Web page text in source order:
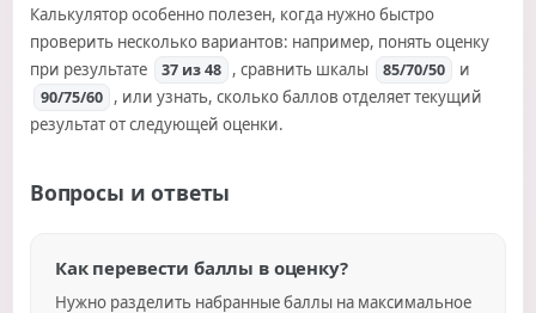
Калькулятор особенно полезен, когда нужно быстро
проверить несколько вариантов: например, понять оценку
при результате
37 из 48 , сравнить шкалы 85/70/50 и
90/75/60 , или узнать, сколько баллов отделяет текущий
результат от следующей оценки.
Вопросы и ответы
Как перевести баллы в оценку?
Нужно разделить набранные баллы на максимальное